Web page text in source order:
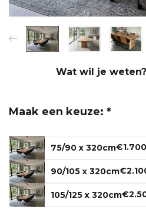
Wat wil je weten?
Maak een keuze: *
75/90 x 320cm
90/105 x 320cm
105/125 x 320cm